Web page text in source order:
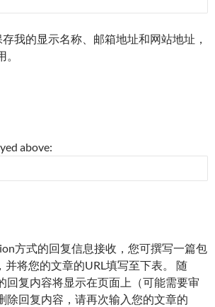
我的显示名称、邮箱地址和网站地址，
above:
方式的回复信息接收，您可撰写一篇包
并将您的文章的URL填写至下表。 随
回复内容将显示在页面上（可能需要审
除回复内容，请再次输入您的文章的